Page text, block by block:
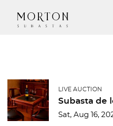
LIVE AUCTION
Subasta de
Sat, Aug 16,